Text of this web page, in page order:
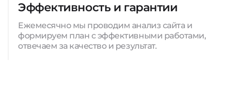
Эффективность и гарантии
Ежемесячно мы проводим анализ сайта и
формируем план с эффективными работами,
отвечаем за качество и результат.